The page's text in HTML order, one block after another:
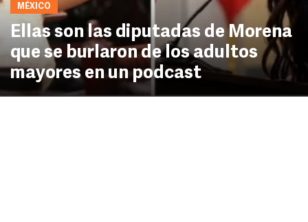
MÉXICO
Ellas son las diputadas de Morena
que se burlaron de los adultos
mayores en un podcast